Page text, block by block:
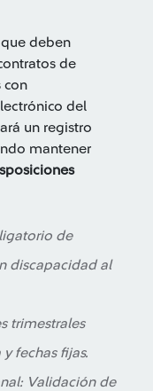
deben
de
con
del
un registro
mantener
de
discapacidad al
trimestrales
fechas fijas.
Validación de